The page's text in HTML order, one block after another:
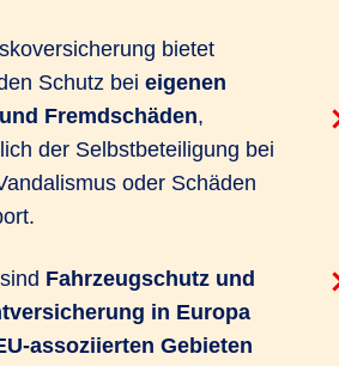
bietet
Schutz bei eigenen
Fremdschäden,
der Selbstbeteiligung bei
oder Schäden
Fahrzeugschutz und
in Europa
assoziierten Gebieten